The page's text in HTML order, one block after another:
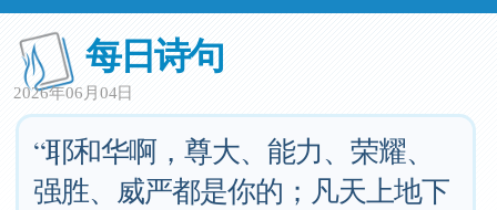
每日诗句
2026年06月04日
“耶和华啊，尊大、能力、荣耀、
强胜、威严都是你的；凡天上地下